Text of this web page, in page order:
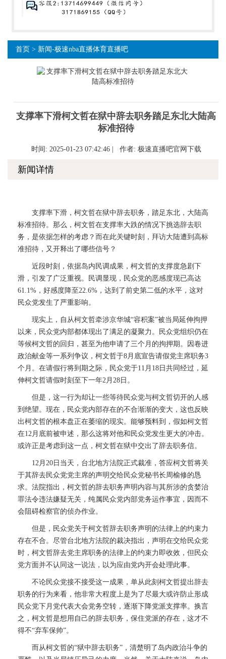
首页 > 新闻-极速nba直播体育直播吧
支撑率下滑柯文哲在狱中辞去职务踏足东北大陆高
标准招待
时间: 2025-01-23 07:42:46 | 作者: 极速直播吧官网下载
新闻详情
支撑率下滑，柯文哲在狱中辞去职务，踏足东北，大陆高
标准招待。那么，柯文哲在支撑率大跌的情况下挑选辞去职
务，是依据怎样的考虑？而在此关键时刻，拜访大陆遭到高标
准招待，又开释出了哪些信号？
近段时刻，依据岛内民调成果，柯文哲的支撑度急剧下
滑，引发了广泛重视。民调显现，民众党的恶感度现已高达
61.1%，好感度降至22.6%，达到了前史第二低的水平，这对
民众党发生了严重影响。
现实上，自从柯文哲牵涉京华城“容积案”被当局延伸拘押
以来，民众党内部都体现出了满足的凝聚力。民众党组织仍在
等候柯文哲的回归，甚至为他申请了三个月的拘押期。因卷进
政治献金等一系列争议，柯文哲于8月底宣告请假党主席职务3
个月。在请假行将到期之际，民众党于11月18日共同经过，延
伸柯文哲请假时刻至下一年2月28日。
但是，这一行为却让一些等待民众党与柯文哲切开的人感
到绝望。现在，民众党内部存在的不合渐渐的变大，这也反映
出柯文哲的根本盘正在萎缩的现实。能够预料到，假如柯文哲
在12月底前被申述，那么这将对他和民众党发生更大的冲击。
或许正是考虑到这一点，柯文哲在狱中交出了辞去职务信。
12月20日当天，台北地方法院正式裁准，答应柯文哲将关
于其辞去民众党党主席的声明交给民众党秘书长周榆修的恳
求。法院指出，柯文哲的辞去职务声明内容与其所涉的贪婪治
罪法令违法嫌疑无关，纯属民众党内部党务运作事宜，因而不
会阻碍检察官的侦办作业。
但是，民众党关于柯文哲辞去职务声明的法律上的约束力
存在不合。尽管台北地方法院的裁决指出，声明在交给民众党
时，柯文哲辞去党主席职务的法律上的约束力即收效，但民众
党方面并不认同这一说法，以为应由党内开会处理此事。
不论民众党接不接受这一成果，单从此刻柯文哲提出辞去
职务的行为来看，他非常大程度上是为了尽最大或许防止形成
民众党下月党代表大会党务空转，逐渐下降党派支撑率。换言
之，柯文哲是想用自己的辞去职务，保住党派的存在，这才不
得不“弃车保帅”。
而从柯文哲的“狱中辞去职务”，清楚明了岛内政治斗争的